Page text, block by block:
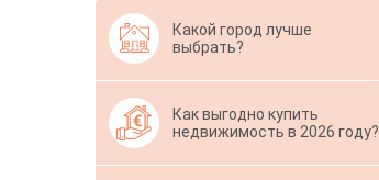
Какой город лучше
выбрать?
Как выгодно купить
недвижимость в 2026 году?